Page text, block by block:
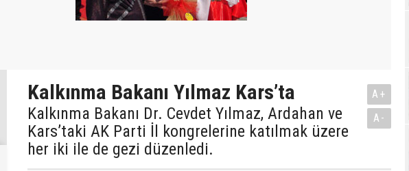
Kalkınma Bakanı Yılmaz Kars’ta
Kalkınma Bakanı Dr. Cevdet Yılmaz, Ardahan ve
Kars’taki AK Parti İl kongrelerine katılmak üzere
her iki ile de gezi düzenledi.
A+
A-